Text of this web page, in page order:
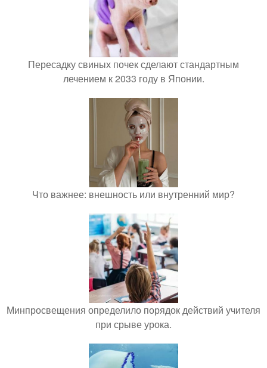
Пересадку свиных почек сделают стандартным
лечением к 2033 году в Японии.
Что важнее: внешность или внутренний мир?
Минпросвещения определило порядок действий учителя
при срыве урока.